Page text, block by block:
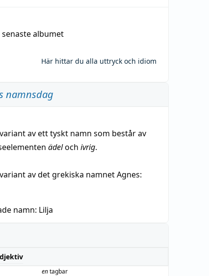
albumet
Här hittar du alla uttryck och idiom
namnsdag
av ett tyskt namn som består av
ädeloch ivrig.
av det grekiska namnet Agnes:
namn: Lilja
entagbar